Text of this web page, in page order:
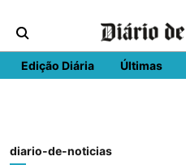
Edição Diária Últimas
diario-de-noticias